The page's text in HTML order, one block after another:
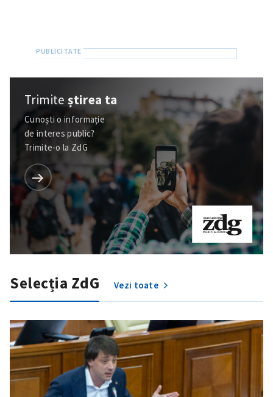
Trimiteștirea ta
Cunoști o informație
de interes public?
Trimite-o la ZdG
Selecția ZdG Vezi toate